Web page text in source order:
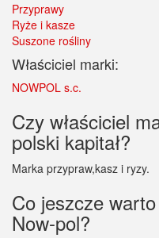
Przyprawy
Ryże i kasze
Suszone rośliny
Właściciel marki:
NOWPOL s.c.
Czy właściciel
polski kapitał?
Marka przypraw,kasz i ryzy.
Co jeszcze
Now-pol?